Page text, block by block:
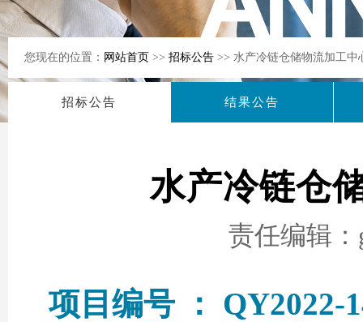
您现在的位置： 网站首页 >> 招标公告 >> 水产冷链仓储物流加工中
招标公告 结果公告
水产冷链仓
责任编辑
项目编号 ： QY2022-